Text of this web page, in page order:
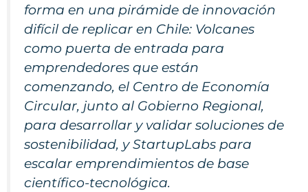
forma en una pirámide de innovación
difícil de replicar en Chile: Volcanes
como puerta de entrada para
emprendedores que están
comenzando, el Centro de Economía
Circular, junto al Gobierno Regional,
para desarrollar y validar soluciones de
sostenibilidad, y StartupLabs para
escalar emprendimientos de base
científico-tecnológica.